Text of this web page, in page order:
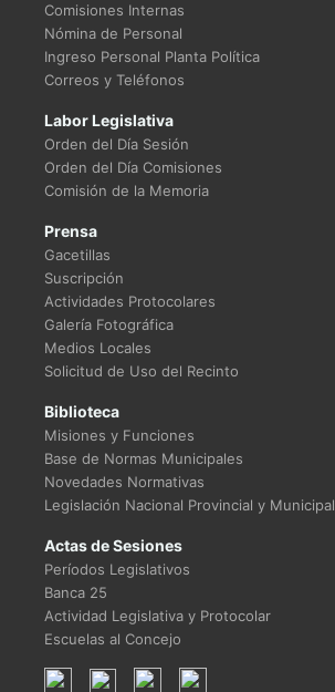
Comisiones Internas
Nómina de Personal
Ingreso Personal Planta Política
Correos y Teléfonos
Labor Legislativa
Orden del Día Sesión
Orden del Día Comisiones
Comisión de la Memoria
Prensa
Gacetillas
Suscripción
Actividades Protocolares
Galería Fotográfica
Medios Locales
Solicitud de Uso del Recinto
Biblioteca
Misiones y Funciones
Base de Normas Municipales
Novedades Normativas
Legislación Nacional Provincial y Municipal
Actas de Sesiones
Períodos Legislativos
Banca 25
Actividad Legislativa y Protocolar
Escuelas al Concejo